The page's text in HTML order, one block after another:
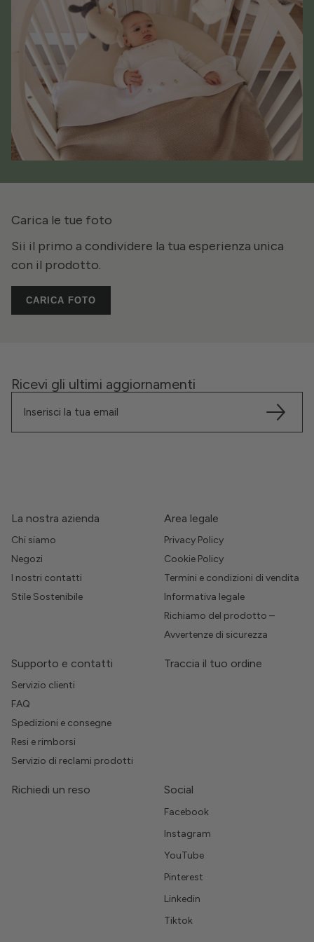
Carica le tue foto
Sii il primo a condividere la tua esperienza unica
con il prodotto.
CARICA FOTO
Ricevi gli ultimi aggiornamenti
La nostra azienda
Chi siamo
Negozi
I nostri contatti
Stile Sostenibile
Area legale
Privacy Policy
Cookie Policy
Termini e condizioni di vendita
Informativa legale
Richiamo del prodotto –
Avvertenze di sicurezza
Supporto e contatti
Servizio clienti
FAQ
Spedizioni e consegne
Resi e rimborsi
Servizio di reclami prodotti
Traccia il tuo ordine
Richiedi un reso Social
Facebook
Instagram
YouTube
Pinterest
Linkedin
Tiktok